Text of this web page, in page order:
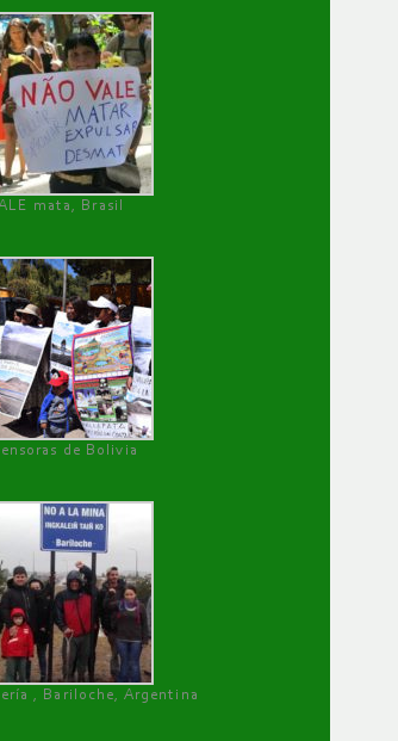
mata, Brasil
de Bolivia
, Bariloche, Argentina